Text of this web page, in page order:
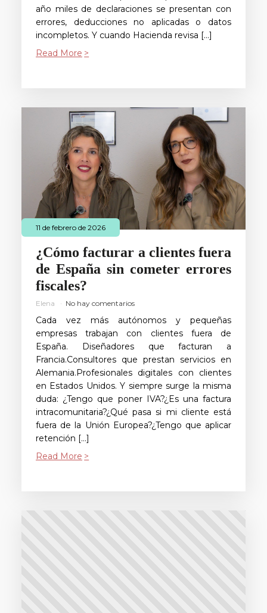
año miles de declaraciones se presentan con
errores, deducciones no aplicadas o datos
incompletos. Y cuando Hacienda revisa […]
Read More
11 de febrero de 2026
¿Cómo facturar a clientes fuera
de España sin cometer errores
fiscales?
Elena No hay comentarios
Cada vez más autónomos y pequeñas
empresas trabajan con clientes fuera de
España. Diseñadores que facturan a
Francia.Consultores que prestan servicios en
Alemania.Profesionales digitales con clientes
en Estados Unidos. Y siempre surge la misma
duda: ¿Tengo que poner IVA?¿Es una factura
intracomunitaria?¿Qué pasa si mi cliente está
fuera de la Unión Europea?¿Tengo que aplicar
retención […]
Read More